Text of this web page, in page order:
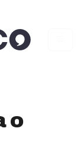
o